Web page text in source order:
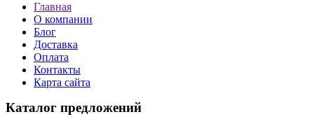
Главная
О компании
Блог
Доставка
Оплата
Контакты
Карта сайта
Каталог предложений